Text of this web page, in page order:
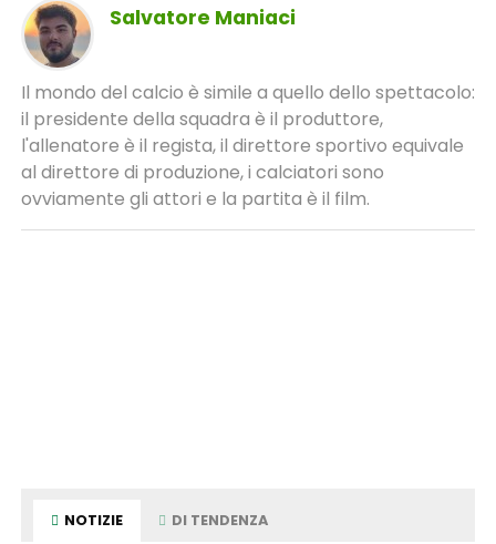
Salvatore Maniaci
Il mondo del calcio è simile a quello dello spettacolo:
il presidente della squadra è il produttore,
l'allenatore è il regista, il direttore sportivo equivale
al direttore di produzione, i calciatori sono
ovviamente gli attori e la partita è il film.
NOTIZIE DI TENDENZA